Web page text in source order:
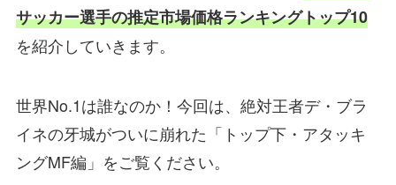
サッカー選手の推定市場価格ランキングトップ10
を紹介していきます。
世界No.1は誰なのか！今回は、絶対王者デ・ブラ
イネの牙城がついに崩れた 「トップ下・アタッキ
ングMF編」 をご覧ください。